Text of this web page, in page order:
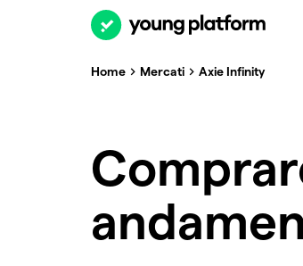
Home Mercati Axie Infinity